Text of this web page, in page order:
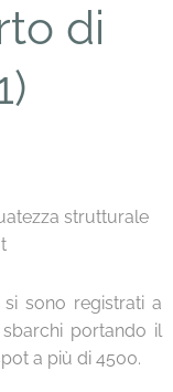
di
strutturale
sono registrati a
portando il
a più di 4500.